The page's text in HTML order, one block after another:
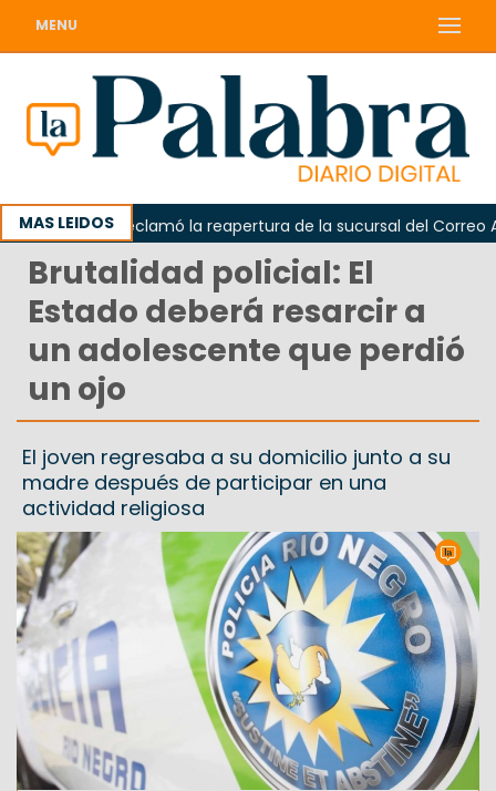
MENU
MAS LEIDOS
Odarda reclamó la reapertura de la sucursal del Correo
Brutalidad policial: El
Estado deberá resarcir a
un adolescente que perdió
un ojo
El joven regresaba a su domicilio junto a su
madre después de participar en una
actividad religiosa